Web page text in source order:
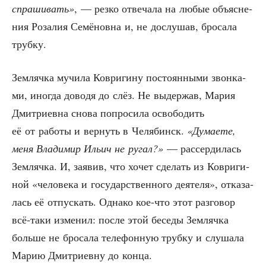
спра­ши­вать», — рез­ко отве­ча­ла на любые объ­яс­не­
ния Роза­лия Семё­нов­на и, не дослу­шав, бро­са­ла
трубку.
Зем­ляч­ка мучи­ла Коври­ги­ну посто­ян­ны­ми звон­ка­
ми, ино­гда дово­дя до слёз. Не выдер­жав, Мария
Дмит­ри­ев­на сно­ва попро­си­ла осво­бо­дить
её от рабо­ты и вер­нуть в Челя­бинск. «Дума­е­те,
меня Вла­ди­мир Ильич не ругал?» — рас­сер­ди­лась
Зем­ляч­ка. И, заявив, что хочет сде­лать из Коври­ги­
ной «чело­ве­ка и госу­дар­ствен­но­го дея­те­ля», отка­за­
лась её отпус­кать. Одна­ко кое-что этот раз­го­вор
всё-таки изме­нил: после этой бесе­ды Зем­ляч­ка
боль­ше не бро­са­ла теле­фон­ную труб­ку и слу­ша­ла
Марию Дмит­ри­ев­ну до конца.